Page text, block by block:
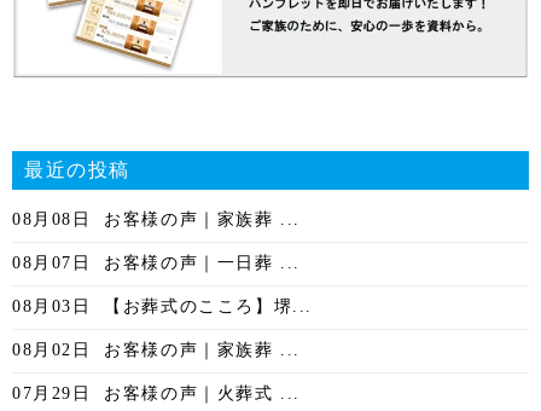
最近の投稿
08月08日 お客様の声｜家族葬 ...
08月07日 お客様の声｜一日葬 ...
08月03日 【お葬式のこころ】堺...
08月02日 お客様の声｜家族葬 ...
07月29日 お客様の声｜火葬式 ...